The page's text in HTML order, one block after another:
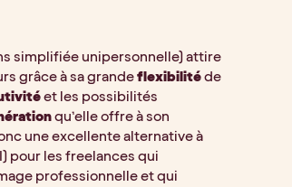
simplifiée unipersonnelle) attire
grâce à sa grandeflexibilitéde
et les possibilités
qu’elle offre à son
une excellente alternative à
pour les freelances qui
professionnelle et qui